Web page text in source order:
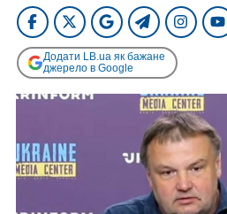
Додати LB.ua як бажане
джерело в Google